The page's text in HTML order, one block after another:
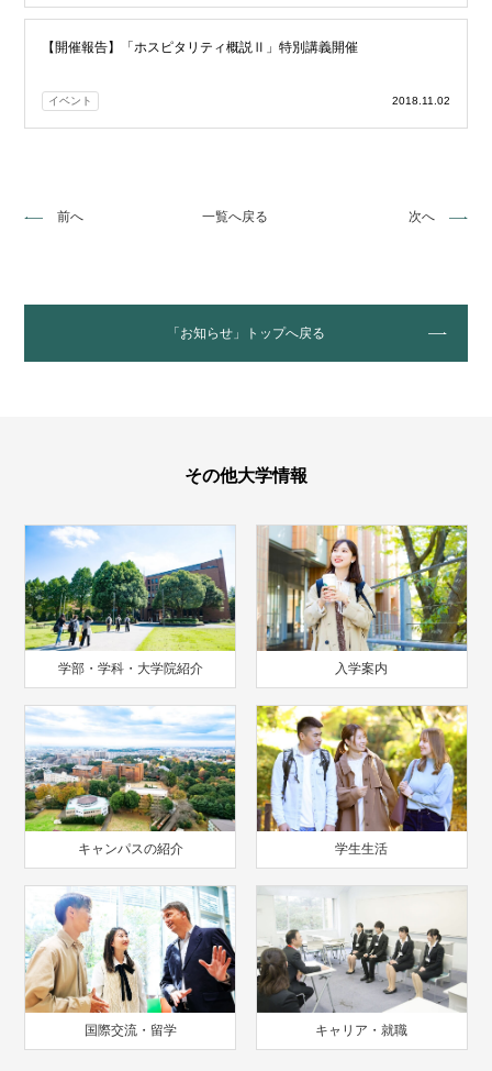
【開催報告】「ホスピタリティ概説Ⅱ」特別講義開催
イベント 2018.11.02
前へ 一覧へ戻る 次へ
「お知らせ」トップへ戻る
その他大学情報
学部・学科・大学院紹介 入学案内
キャンパスの紹介 学生生活
国際交流・留学 キャリア・就職